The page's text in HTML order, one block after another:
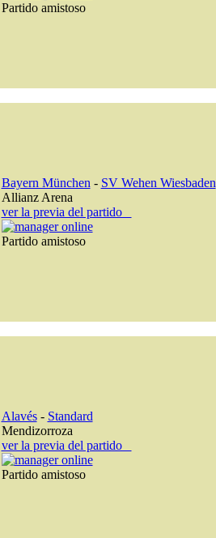
Partido amistoso
Bayern München - SV Wehen Wiesbaden
Allianz Arena
ver la previa del partido
Partido amistoso
Alavés- Standard
Mendizorroza
ver la previa del partido
Partido amistoso